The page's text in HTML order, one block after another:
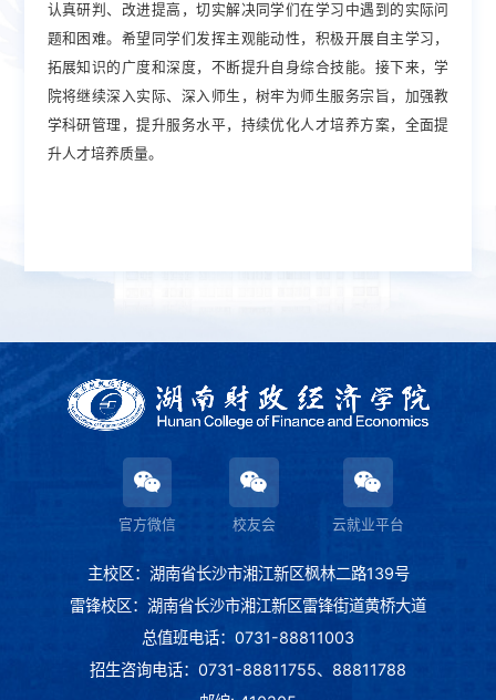
认真研判、改进提高，切实解决同学们在学习中遇到的实际问
题和困难。 希望同学们 发挥主观能动性 ， 积极开展自主学习，
拓展知识的广度和深度，不断提升自身综合技能。 接下来，学
院将继续深入实际、深入师生，树牢为师生服务宗旨， 加强教
学科研管理 ，提升服务水平， 持续优化人才培养方案，全面提
升人才培养质量。
官方微信 校友会 云就业平台
主校区：湖南省长沙市湘江新区枫林二路139号
雷锋校区：湖南省长沙市湘江新区雷锋街道黄桥大道
总值班电话：0731-88811003
招生咨询电话：0731-88811755、88811788